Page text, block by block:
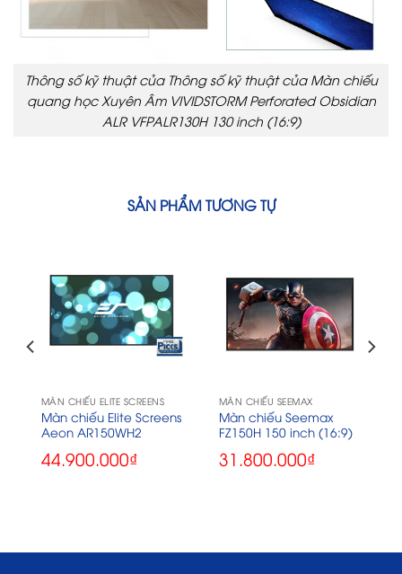
Thông số kỹ thuật của Thông số kỹ thuật của Màn chiếu
quang học Xuyên Âm VIVIDSTORM Perforated Obsidian
ALR VFPALR130H 130 inch (16:9)
SẢN PHẨM TƯƠNG TỰ
MÀN CHIẾU ELITE SCREENS
Màn chiếu Elite Screens
Aeon AR150WH2
44.900.000₫
MÀN CHIẾU SEEMAX
Màn chiếu Seemax
FZ150H 150 inch (16:9)
31.800.000₫